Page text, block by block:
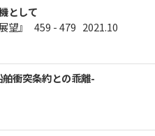
として
望』 459 - 479 2021.10
衝突条約との乖離-